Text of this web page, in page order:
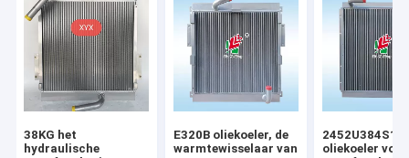
38KG het
hydraulische
E320B oliekoeler, de
warmtewisselaar van
2452U384S1
oliekoeler